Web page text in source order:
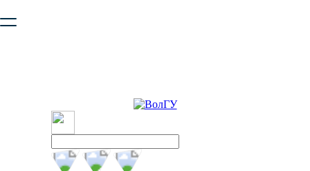
безопасную работу с сайтом. Пожалуйста